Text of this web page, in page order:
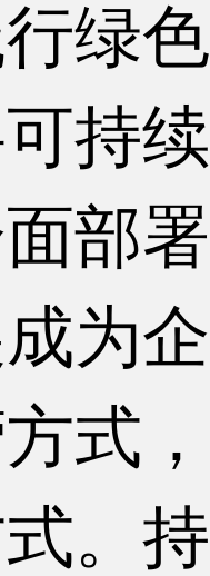
绿
持
部
为
式
。